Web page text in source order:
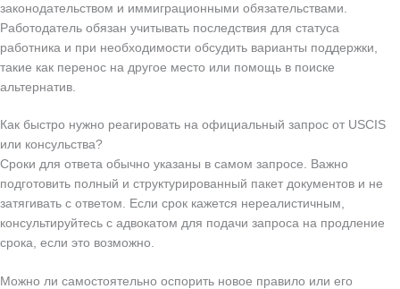
законодательством и иммиграционными обязательствами.
Работодатель обязан учитывать последствия для статуса
работника и при необходимости обсудить варианты поддержки,
такие как перенос на другое место или помощь в поиске
альтернатив.
Как быстро нужно реагировать на официальный запрос от USCIS
или консульства?
Сроки для ответа обычно указаны в самом запросе. Важно
подготовить полный и структурированный пакет документов и не
затягивать с ответом. Если срок кажется нереалистичным,
консультируйтесь с адвокатом для подачи запроса на продление
срока, если это возможно.
Можно ли самостоятельно оспорить новое правило или его